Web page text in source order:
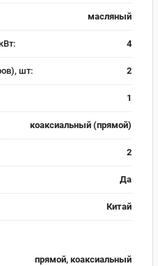
масляный
4
шт: 2
1
коаксиальный (прямой)
2
Да
Китай
прямой, коаксиальный